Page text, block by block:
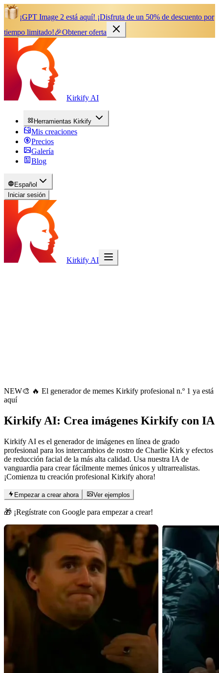
¡GPT Image 2 está aquí! ¡Disfruta de un 50% de descuento por
tiempo limitado!🎉Obtener oferta
Kirkify AI
Herramientas Kirkify
Mis creaciones
Precios
Galería
Blog
Español
Iniciar sesión
Kirkify AI
NEW🎨 🔥 El generador de memes Kirkify profesional n.º 1 ya está
aquí
Kirkify AI: Crea imágenes Kirkify con IA
Kirkify AI es el generador de imágenes en línea de grado
profesional para los intercambios de rostro de Charlie Kirk y efectos
de reducción facial de la más alta calidad. Usa nuestra IA de
vanguardia para crear fácilmente memes únicos y ultrarrealistas.
¡Comienza tu creación profesional Kirkify ahora!
Empezar a crear ahora Ver ejemplos
🎁 ¡Regístrate con Google para empezar a crear!